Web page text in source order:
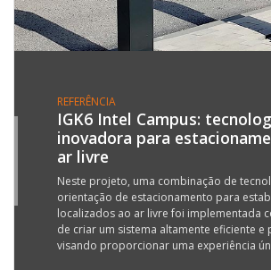
REFERÊNCIA
IGK6 Intel Campus:
inovadora para
ar livre
Neste projeto, uma combinação de
orientação de estacionamento para
localizados ao ar livre foi implementada
de criar um sistema altamente eficiente e
visando proporcionar uma experiência